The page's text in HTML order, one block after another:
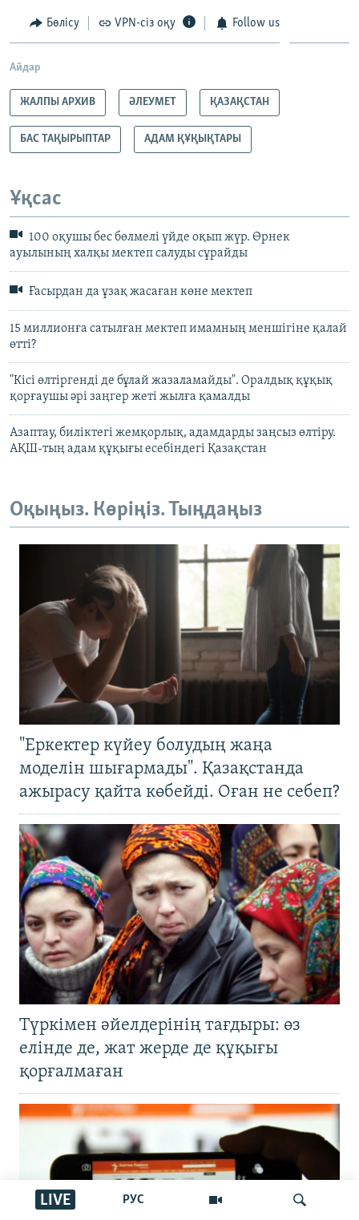
РУС
LIVE
Бөлісу VPN-сіз оқу Follow us
Айдар
ЖАЛПЫ АРХИВ ӘЛЕУМЕТ ҚАЗАҚСТАН
БАС ТАҚЫРЫПТАР АДАМ ҚҰҚЫҚТАРЫ
Ұқсас
100 оқушы бес бөлмелі үйде оқып жүр. Өрнек
ауылының халқы мектеп салуды сұрайды
Ғасырдан да ұзақ жасаған көне мектеп
15 миллионға сатылған мектеп имамның меншігіне қалай
өтті?
"Кісі өлтіргенді де бұлай жазаламайды". Оралдық құқық
қорғаушы әрі заңгер жеті жылға қамалды
Азаптау, биліктегі жемқорлық, адамдарды заңсыз өлтіру.
АҚШ-тың адам құқығы есебіндегі Қазақстан
Оқыңыз. Көріңіз. Тыңдаңыз
"Еркектер күйеу болудың жаңа
моделін шығармады". Қазақстанда
ажырасу қайта көбейді. Оған не себеп?
Түркімен әйелдерінің тағдыры: өз
елінде де, жат жерде де құқығы
қорғалмаған